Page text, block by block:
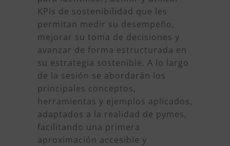
KPIs de sostenibilidad que les
permitan medir su desempeño,
mejorar su toma de decisiones y
avanzar de forma estructurada en
su estrategia sostenible. A lo largo
de la sesión se abordarán los
principales conceptos,
herramientas y ejemplos aplicados,
adaptados a la realidad de pymes,
facilitando una primera
aproximación accesible y